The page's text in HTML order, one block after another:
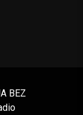
BEZ